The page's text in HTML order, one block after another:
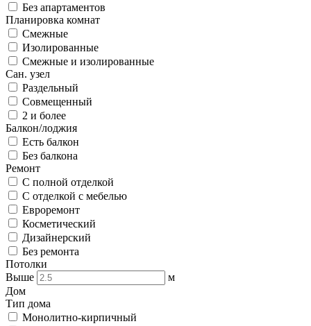
Без апартаментов
Планировка комнат
Смежные
Изолированные
Смежные и изолированные
Сан. узел
Раздельный
Совмещенный
2 и более
Балкон/лоджия
Есть балкон
Без балкона
Ремонт
С полной отделкой
С отделкой с мебелью
Евроремонт
Косметический
Дизайнерский
Без ремонта
Потолки
Выше
м
Дом
Тип дома
Монолитно-кирпичный